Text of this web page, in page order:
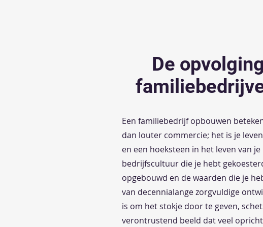
De
Een familiebedrijf opbouwen
dan louter commercie; het is je
en een hoeksteen in het leven van
bedrijfscultuur die je hebt
opgebouwd en de waarden die je
van decennialange zorgvuldige
is om het stokje door te geven,
verontrustend beeld dat veel